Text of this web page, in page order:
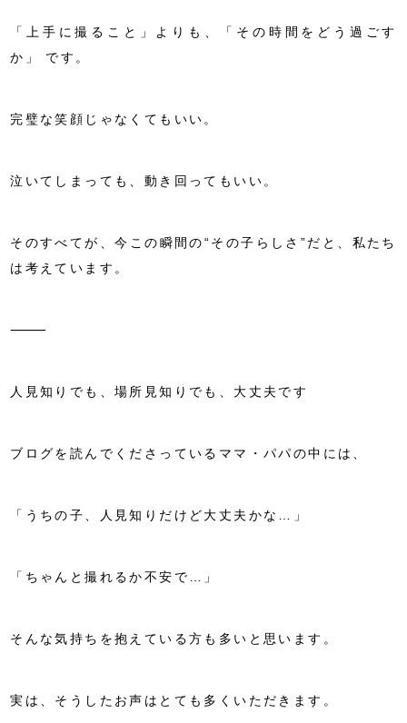
「上手に撮ること」よりも、「その時間をどう過ごす
か」
です。
完璧な笑顔じゃなくてもいい。
泣いてしまっても、動き回ってもいい。
そのすべてが、今この瞬間の“その子らしさ”だと、私たち
は考えています。
⸻
人見知りでも、場所見知りでも、大丈夫です
ブログを読んでくださっているママ・パパの中には、
「うちの子、人見知りだけど大丈夫かな…」
「ちゃんと撮れるか不安で…」
そんな気持ちを抱えている方も多いと思います。
実は、そうしたお声はとても多くいただきます。